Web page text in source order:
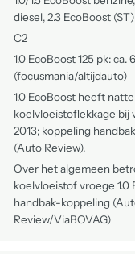
diesel, 2.3 EcoBoost (ST)
C2
1.0 EcoBoost 125 pk: ca.
(focusmania/altijdauto)
1.0 EcoBoost heeft
koelvloeistoflekkage bij
2013; koppeling
(Auto Review).
Over het algemeen
koelvloeistof vroege 1.0
handbak-koppeling
Review/ViaBOVAG)